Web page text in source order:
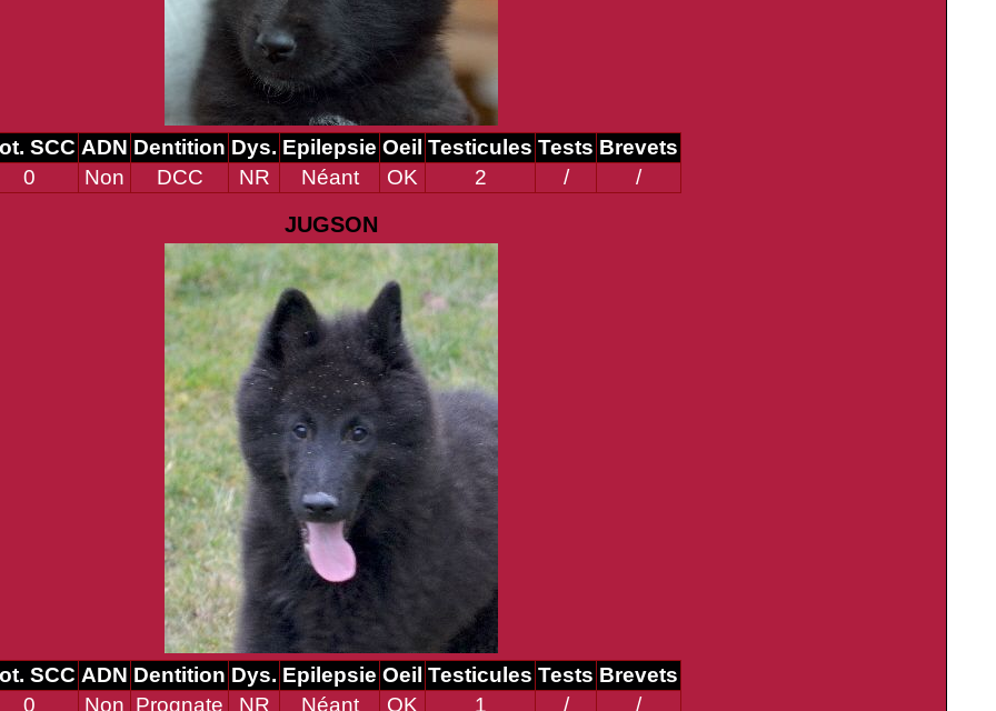
SCC ADN Dentition Dys. Epilepsie Oeil Testicules Tests Brevets
0
Non DCC NR Néant OK 2 / /
JUGSON
SCC ADN Dentition Dys. Epilepsie Oeil Testicules Tests Brevets
0
Non Prognate NR Néant OK 1 / /